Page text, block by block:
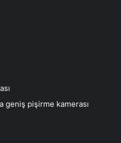
geniş pişirme kamerası